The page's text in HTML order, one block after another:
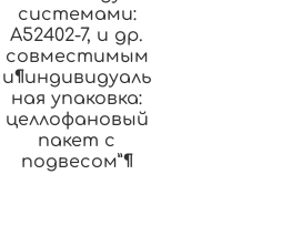
системами:
A52402-7, и др.
совместимым
и¶индивидуаль
ная упаковка:
целлофановый
пакет с
подвесом”¶